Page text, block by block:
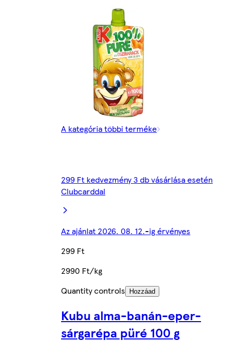
A kategória többi terméke
299 Ft kedvezmény 3 db vásárlása esetén
Clubcarddal
Az ajánlat 2026. 08. 12.-ig érvényes
299 Ft
2990 Ft/kg
Quantity controls
Hozzáad
Kubu alma-banán-eper-
sárgarépa püré 100 g